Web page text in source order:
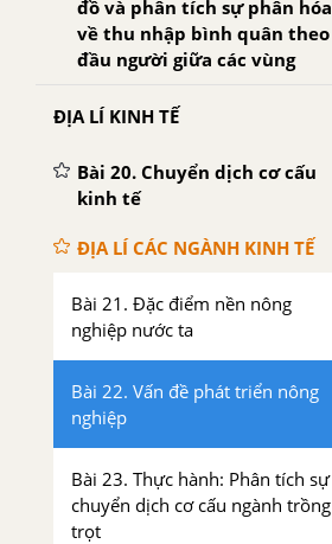
đồ và phân tích sự phân hóa
về thu nhập bình quân theo
đầu người giữa các vùng
ĐỊA LÍ KINH TẾ
Bài 20. Chuyển dịch cơ cấu
kinh tế
ĐỊA LÍ CÁC NGÀNH KINH TẾ
Bài 21. Đặc điểm nền nông
nghiệp nước ta
Bài 22. Vấn đề phát triển nông
nghiệp
Bài 23. Thực hành: Phân tích sự
chuyển dịch cơ cấu ngành trồng
trọt